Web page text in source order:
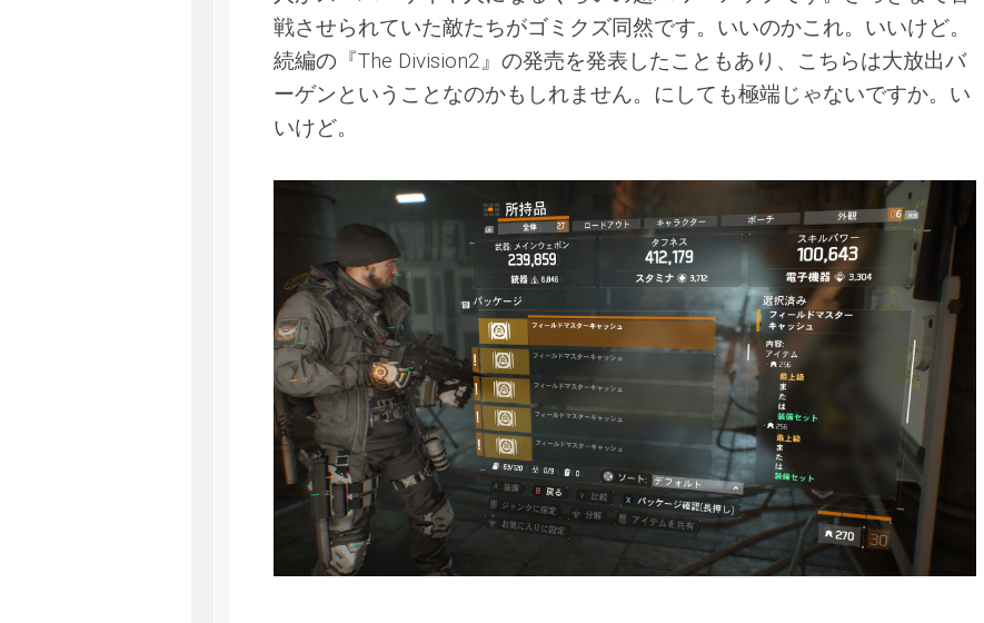
戦させられていた敵たちがゴミクズ同然です。いいのかこれ。いいけど。
続編の『The Division2』の発売を発表したこともあり、こちらは大放出バ
ーゲンということなのかもしれません。にしても極端じゃないですか。い
いけど。